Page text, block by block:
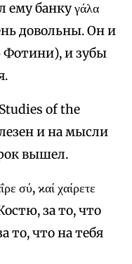
ему банку γάλα
довольны. Он и
Фотини), и зубы
of the
и на мысли
вышел.
ϰαί χαίρετε
за то, что
то, что на тебя